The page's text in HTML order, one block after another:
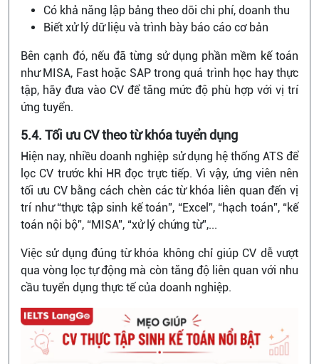
Có khả năng lập bảng theo dõi chi phí, doanh thu
Biết xử lý dữ liệu và trình bày báo cáo cơ bản
Bên cạnh đó, nếu đã từng sử dụng phần mềm kế toán
như MISA, Fast hoặc SAP trong quá trình học hay thực
tập, hãy đưa vào CV để tăng mức độ phù hợp với vị trí
ứng tuyển.
5.4. Tối ưu CV theo từ khóa tuyển dụng
Hiện nay, nhiều doanh nghiệp sử dụng hệ thống ATS để
lọc CV trước khi HR đọc trực tiếp. Vì vậy, ứng viên nên
tối ưu CV bằng cách chèn các từ khóa liên quan đến vị
trí như “thực tập sinh kế toán”, “Excel”, “hạch toán”, “kế
toán nội bộ”, “MISA”, “xử lý chứng từ”,...
Việc sử dụng đúng từ khóa không chỉ giúp CV dễ vượt
qua vòng lọc tự động mà còn tăng độ liên quan với nhu
cầu tuyển dụng thực tế của doanh nghiệp.